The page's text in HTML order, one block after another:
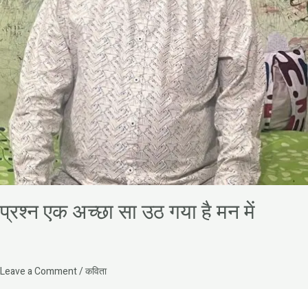
प्रश्न एक अच्छा सा उठ गया है मन में
Leave a Comment/कविता